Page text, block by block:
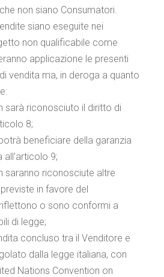
non siano Consumatori.
siano eseguite nei
non qualificabile come
applicazione le presenti
vendita ma, in deroga a quanto
sarà riconosciuto il diritto di
8;
beneficiare della garanzia
9;
saranno riconosciute altre
in favore del
o sono conformi a
di legge;
concluso tra il Venditore e
dalla legge italiana, con
Nations Convention on